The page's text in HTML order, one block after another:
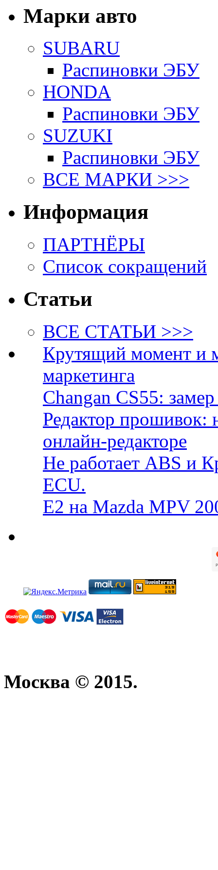
Марки авто
SUBARU
Распиновки ЭБУ
HONDA
Распиновки ЭБУ
SUZUKI
Распиновки ЭБУ
ВСЕ МАРКИ >>>
Информация
ПАРТНЁРЫ
Список сокращений
Статьи
ВСЕ СТАТЬИ >>>
Крутящий момент и
маркетинга
Changan CS55:
Редактор прошивок:
онлайн-редакторе
Не работает ABS и
ECU.
E2 на Mazda MPV
Москва © 2015.